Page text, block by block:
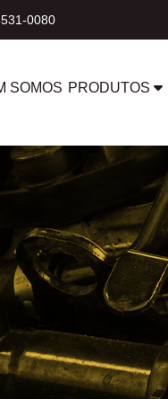
0080
SOMOS PRODUTOS